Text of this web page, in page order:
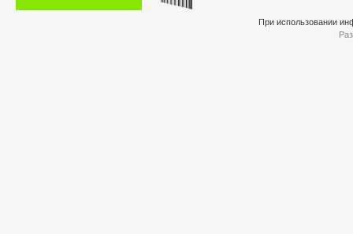
При использовании